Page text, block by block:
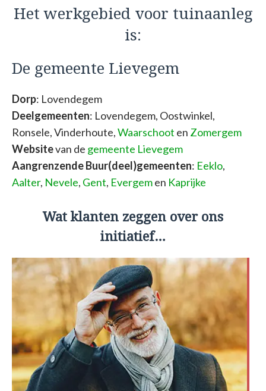
Het werkgebied voor tuinaanleg
is:
De gemeente Lievegem
Dorp: Lovendegem
Deelgemeenten: Lovendegem, Oostwinkel,
Ronsele, Vinderhoute,Waarschoot en Zomergem
Websitevan de gemeente Lievegem
Aangrenzende Buur(deel)gemeenten: Eeklo,
Aalter, Nevele, Gent, Evergemen Kaprijke
Wat klanten zeggen over ons
initiatief…